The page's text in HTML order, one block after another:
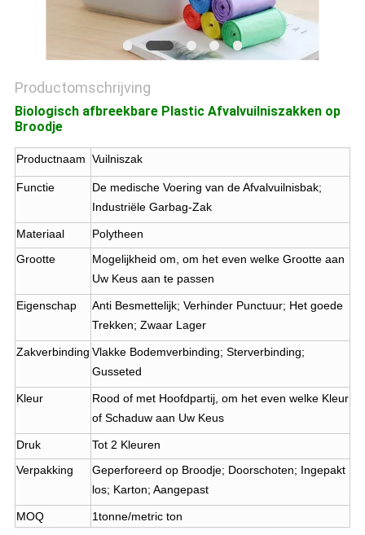
Productomschrijving
Biologisch afbreekbare Plastic Afvalvuilniszakken op
Broodje
Productnaam Vuilniszak
Functie
De medische Voering van de Afvalvuilnisbak;
Industriële Garbag-Zak
Materiaal
Polytheen
Grootte
Mogelijkheid om, om het even welke Grootte aan
Uw Keus aan te passen
Eigenschap
Anti Besmettelijk; Verhinder Punctuur; Het goede
Trekken; Zwaar Lager
Zakverbinding Vlakke Bodemverbinding; Sterverbinding;
Gusseted
Kleur
Rood of met Hoofdpartij, om het even welke Kleur
of Schaduw aan Uw Keus
Druk
Tot 2 Kleuren
Verpakking
Geperforeerd op Broodje; Doorschoten; Ingepakt
los; Karton; Aangepast
MOQ 1tonne/metric ton